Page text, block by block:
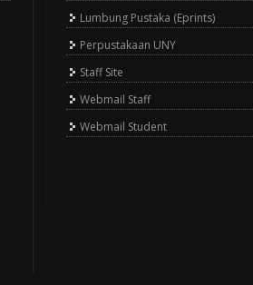
Lumbung Pustaka (Eprints)
Perpustakaan UNY
Staff Site
Webmail Staff
Webmail Student